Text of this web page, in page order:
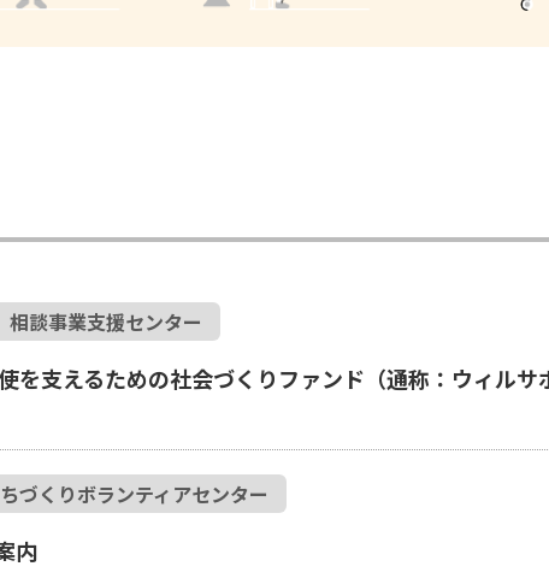
相談事業支援センター
支えるための社会づくりファンド（通称：ウィルサ
づくりボランティアセンター
内